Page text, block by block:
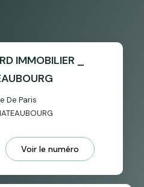
IMMOBILIER _
De Paris
Voir le numéro